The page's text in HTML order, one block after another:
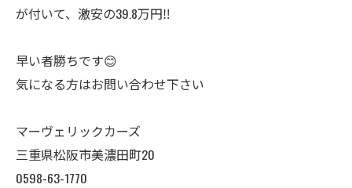
が付いて、激安の39.8万円‼️
早い者勝ちです😊
気になる方はお問い合わせ下さい
マーヴェリックカーズ
三重県松阪市美濃田町20
0598-63-1770